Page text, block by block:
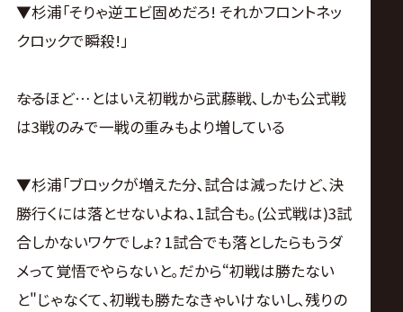
▼杉浦｢そりゃ逆エビ固めだろ! それかフロントネッ
クロックで瞬殺!｣
――なるほど…とはいえ初戦から武藤戦､しかも公式戦
は3戦のみで一戦の重みもより増している
▼杉浦｢ブロックが増えた分､試合は減ったけど､決
勝行くには落とせないよね､1試合も｡(公式戦は)3試
合しかないワケでしょ? 1試合でも落としたらもうダ
メって覚悟でやらないと｡だから“初戦は勝たない
と"じゃなくて､初戦も勝たなきゃいけないし､残りの